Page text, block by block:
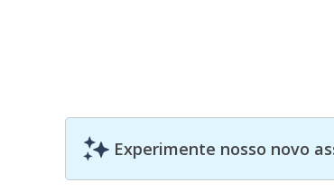
Experimente nosso novo